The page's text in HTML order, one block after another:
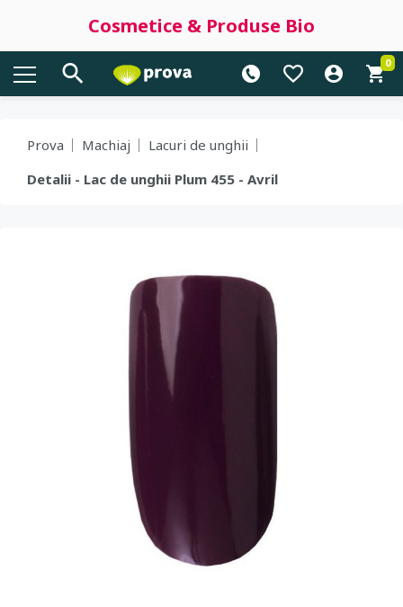
Cosmetice & Produse Bio
0
Prova Machiaj
Lacuri de unghii
Detalii - Lac de unghii Plum 455 - Avril